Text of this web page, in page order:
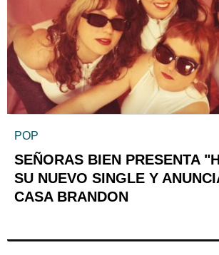
POP
SEÑORAS BIEN PRESENTA
SU NUEVO SINGLE Y
CASA BRANDON